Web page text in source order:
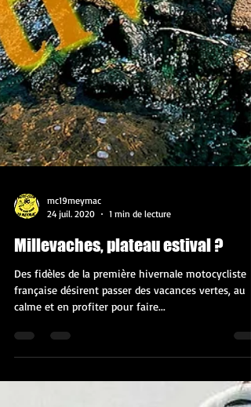
mc19meymac
24 juil. 2020
1 min de lecture
Millevaches, plateau estival ?
Des fidèles de la première hivernale motocycliste